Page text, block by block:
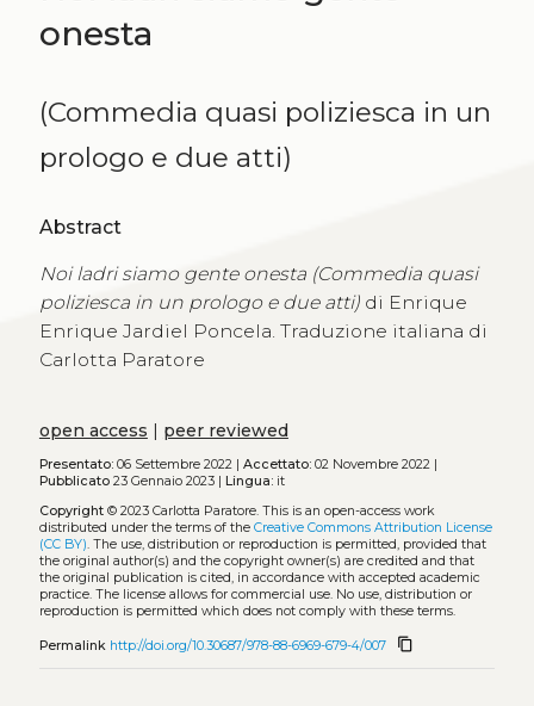
onesta
(Commedia quasi poliziesca in un
prologo e due atti)
Abstract
Noi ladri siamo gente onesta (Commedia quasi
poliziesca in un prologo e due atti)di Enrique
Enrique Jardiel Poncela. Traduzione italiana di
Carlotta Paratore
open access | peer reviewed
Presentato:06 Settembre 2022 | Accettato:02 Novembre 2022 |
Pubblicato23 Gennaio 2023 | Lingua:it
Copyright© 2023 Carlotta Paratore. This is an open-access work
distributed under the terms of the Creative Commons Attribution License
(CC BY) . The use, distribution or reproduction is permitted, provided that
the original author(s) and the copyright owner(s) are credited and that
the original publication is cited, in accordance with accepted academic
practice. The license allows for commercial use. No use, distribution or
reproduction is permitted which does not comply with these terms.
Permalink http://doi.org/10.30687/978-88-6969-679-4/007 content_copy